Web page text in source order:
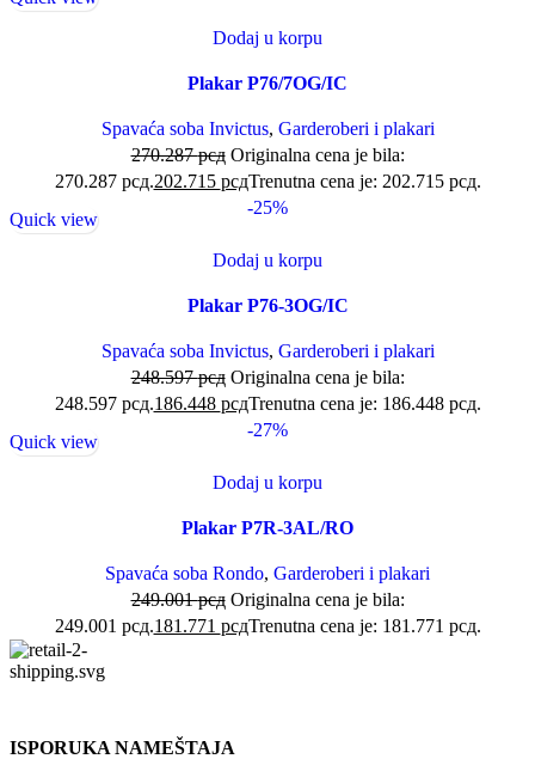
Dodaj u korpu
Plakar P76/7OG/IC
Spavaća soba Invictus, Garderoberi i plakari
270.287рсд Originalna cena je bila:
270.287 рсд.202.715 рсдTrenutna cena je: 202.715 рсд.
-25%
Quick view
Dodaj u korpu
Plakar P76-3OG/IC
Spavaća soba Invictus, Garderoberi i plakari
248.597рсд Originalna cena je bila:
248.597 рсд.186.448 рсдTrenutna cena je: 186.448 рсд.
-27%
Quick view
Dodaj u korpu
Plakar P7R-3AL/RO
Spavaća soba Rondo, Garderoberi i plakari
249.001рсд Originalna cena je bila:
249.001 рсд.181.771 рсдTrenutna cena je: 181.771 рсд.
ISPORUKA NAMEŠTAJA